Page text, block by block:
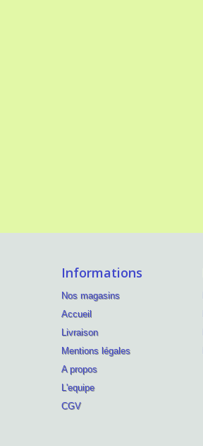
Informations
Nos magasins
Accueil
Livraison
Mentions légales
A propos
L'equipe
CGV